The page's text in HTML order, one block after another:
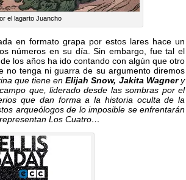
el lagarto Juancho
en formato grapa por estos lares hace un
números en su día. Sin embargo, fue tal el
los años ha ido contando con algún que otro
no tenga ni guarra de su argumento diremos
que tiene enElijah Snow, Jakita Wagnery
que, liderado desde las sombras por el
que dan forma a la historia oculta de la
arqueólogos de lo imposible se enfrentarán
Los Cuatro…